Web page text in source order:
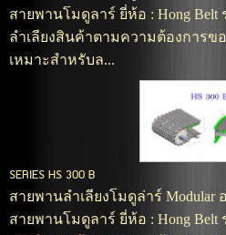
สายพานโมดูลาร์ ยี่ห้อ : Hong Belt
ลำเลียงสินค้าตามความต้องการข
เหมาะสำหรับล...
SERIES HS 300 B
สายพานลำเลียงโมดูล่าร์ Modular
สายพานโมดูลาร์ ยี่ห้อ : Hong Belt